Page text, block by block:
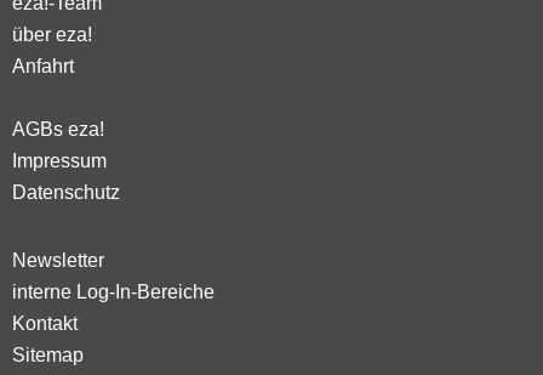
über eza!
Anfahrt
AGBs eza!
Impressum
Datenschutz
Newsletter
interne Log-In-Bereiche
Kontakt
Sitemap